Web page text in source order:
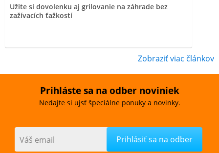
Užite si dovolenku aj grilovanie na záhrade bez
zažívacích ťažkostí
Zobraziť viac článkov
Prihláste sa na odber noviniek
Nedajte si ujsť špeciálne ponuky a novinky.
Váš email